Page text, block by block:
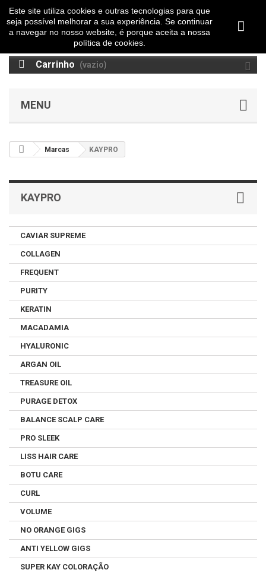
Carrinho (vazio)
MENU
Marcas KAYPRO
KAYPRO
CAVIAR SUPREME
COLLAGEN
FREQUENT
PURITY
KERATIN
MACADAMIA
HYALURONIC
ARGAN OIL
TREASURE OIL
PURAGE DETOX
BALANCE SCALP CARE
PRO SLEEK
LISS HAIR CARE
BOTU CARE
CURL
VOLUME
NO ORANGE GIGS
ANTI YELLOW GIGS
SUPER KAY COLORAÇÃO
Este site utiliza cookies e outras tecnologias para que
seja possível melhorar a sua experiência. Se continuar
a navegar no nosso website, é porque aceita a nossa
política de cookies.